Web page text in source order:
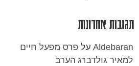
תגובות אחרונות
Aldebaran על פרס מפעל חיים
למאיר גולדברג הערב